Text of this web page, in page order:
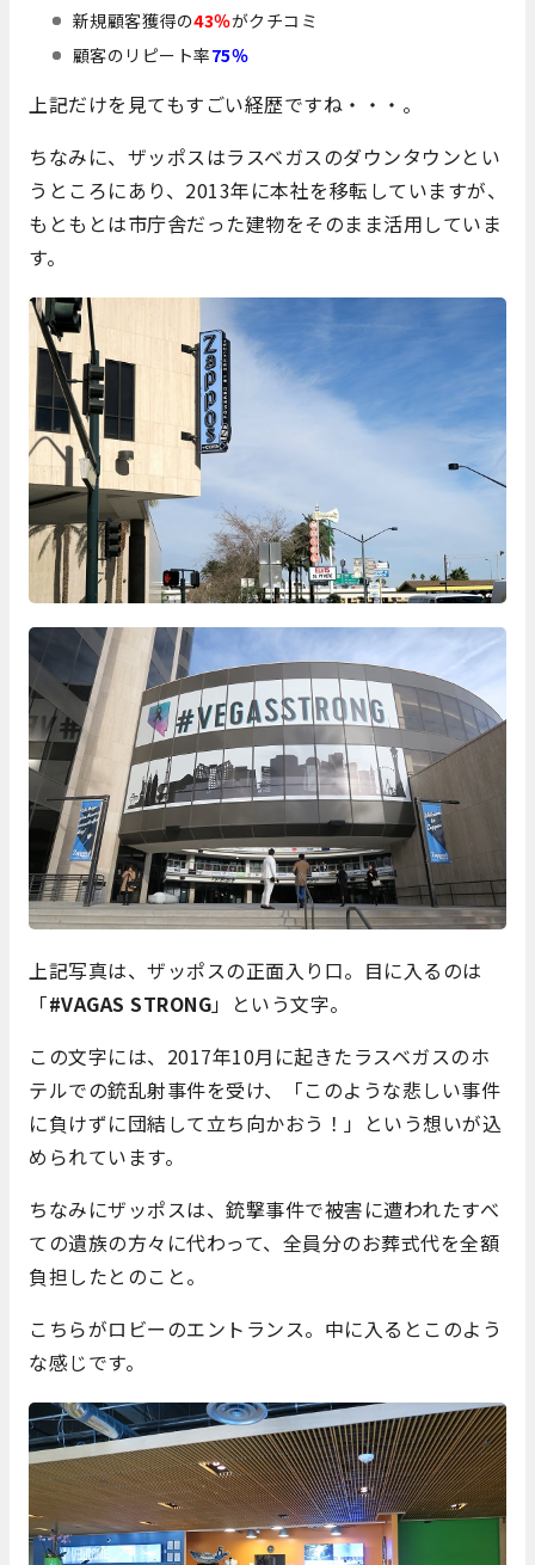
新規顧客獲得の43％がクチコミ
顧客のリピート率75％
上記だけを見てもすごい経歴ですね・・・。
ちなみに、ザッポスはラスベガスのダウンタウンとい
うところにあり、2013年に本社を移転していますが、
もともとは市庁舎だった建物をそのまま活用していま
す。
上記写真は、ザッポスの正面入り口。目に入るのは
「#VAGAS STRONG」という文字。
この文字には、2017年10月に起きたラスベガスのホ
テルでの銃乱射事件を受け、「このような悲しい事件
に負けずに団結して立ち向かおう！」という想いが込
められています。
ちなみにザッポスは、銃撃事件で被害に遭われたすべ
ての遺族の方々に代わって、全員分のお葬式代を全額
負担したとのこと。
こちらがロビーのエントランス。中に入るとこのよう
な感じです。